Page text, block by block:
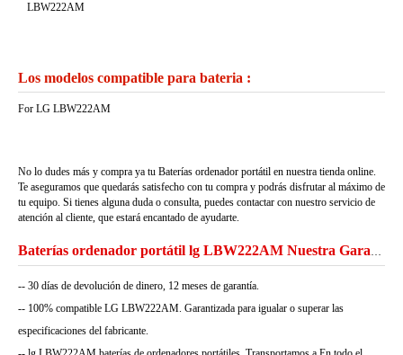
LBW222AM
Los modelos compatible para bateria :
For LG LBW222AM
No lo dudes más y compra ya tu Baterías ordenador portátil en nuestra tienda online.
Te aseguramos que quedarás satisfecho con tu compra y podrás disfrutar al máximo de
tu equipo. Si tienes alguna duda o consulta, puedes contactar con nuestro servicio de
atención al cliente, que estará encantado de ayudarte.
Baterías ordenador portátil lg LBW222AM Nuestra Garantía
-- 30 días de devolución de dinero, 12 meses de garantía.
-- 100% compatible LG LBW222AM. Garantizada para igualar o superar las
especificaciones del fabricante.